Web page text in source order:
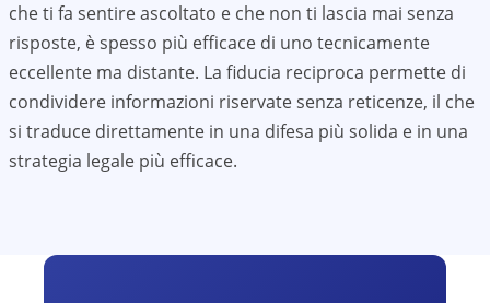
che ti fa sentire ascoltato e che non ti lascia mai senza
risposte, è spesso più efficace di uno tecnicamente
eccellente ma distante. La fiducia reciproca permette di
condividere informazioni riservate senza reticenze, il che
si traduce direttamente in una difesa più solida e in una
strategia legale più efficace.